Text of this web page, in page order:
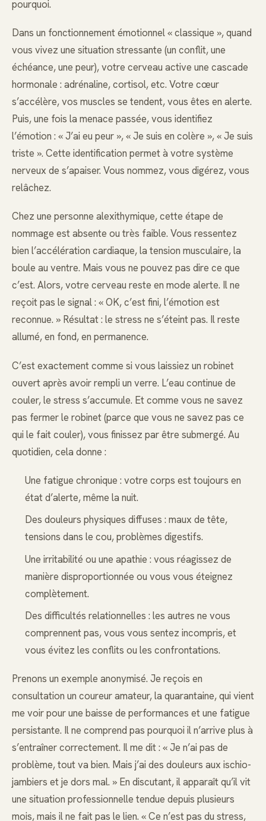
pourquoi.
Dans un fonctionnement émotionnel « classique », quand
vous vivez une situation stressante (un conflit, une
échéance, une peur), votre cerveau active une cascade
hormonale : adrénaline, cortisol, etc. Votre cœur
s’accélère, vos muscles se tendent, vous êtes en alerte.
Puis, une fois la menace passée, vous identifiez
l’émotion : « J’ai eu peur », « Je suis en colère », « Je suis
triste ». Cette identification permet à votre système
nerveux de s’apaiser. Vous nommez, vous digérez, vous
relâchez.
Chez une personne alexithymique, cette étape de
nommage est absente ou très faible. Vous ressentez
bien l’accélération cardiaque, la tension musculaire, la
boule au ventre. Mais vous ne pouvez pas dire ce que
c’est. Alors, votre cerveau reste en mode alerte. Il ne
reçoit pas le signal : « OK, c’est fini, l’émotion est
reconnue. » Résultat : le stress ne s’éteint pas. Il reste
allumé, en fond, en permanence.
C’est exactement comme si vous laissiez un robinet
ouvert après avoir rempli un verre. L’eau continue de
couler, le stress s’accumule. Et comme vous ne savez
pas fermer le robinet (parce que vous ne savez pas ce
qui le fait couler), vous finissez par être submergé. Au
quotidien, cela donne :
Une fatigue chronique : votre corps est toujours en
état d’alerte, même la nuit.
Des douleurs physiques diffuses : maux de tête,
tensions dans le cou, problèmes digestifs.
Une irritabilité ou une apathie : vous réagissez de
manière disproportionnée ou vous vous éteignez
complètement.
Des difficultés relationnelles : les autres ne vous
comprennent pas, vous vous sentez incompris, et
vous évitez les conflits ou les confrontations.
Prenons un exemple anonymisé. Je reçois en
consultation un coureur amateur, la quarantaine, qui vient
me voir pour une baisse de performances et une fatigue
persistante. Il ne comprend pas pourquoi il n’arrive plus à
s’entraîner correctement. Il me dit : « Je n’ai pas de
problème, tout va bien. Mais j’ai des douleurs aux ischio-
jambiers et je dors mal. » En discutant, il apparaît qu’il vit
une situation professionnelle tendue depuis plusieurs
mois, mais il ne fait pas le lien. « Ce n’est pas du stress,